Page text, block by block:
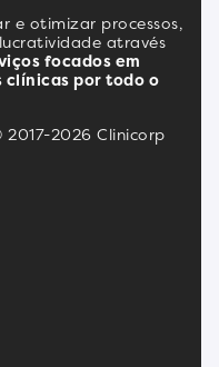
e otimizar processos,
através
focados em
por todo o
2026 Clinicorp